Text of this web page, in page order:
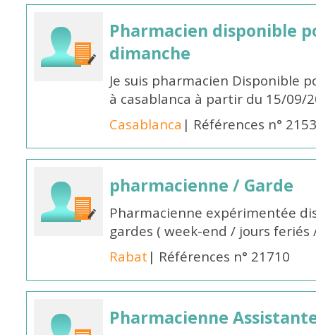
Pharmacien disponible
dimanche
Je suis pharmacien Disponible
à casablanca à partir du 15/09/
Casablanca | Références n°
pharmacienne / Garde
Pharmacienne expérimentée
gardes ( week-end / jours
Rabat | Références n° 21710
Pharmacienne